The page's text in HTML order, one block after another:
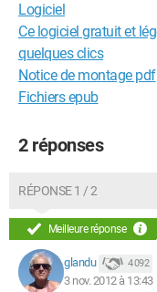
Logiciel
Ce logiciel gratuit et
quelques clics
Notice de montage pdf
Fichiers epub
2 réponses
RÉPONSE 1 / 2
Meilleure réponse
glandu 4 092
3 nov. 2012 à 13:43